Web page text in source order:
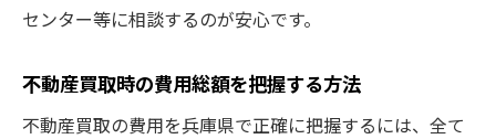
センター等に相談するのが安心です。
不動産買取時の費用総額を把握する方法
不動産買取の費用を兵庫県で正確に把握するには、全て